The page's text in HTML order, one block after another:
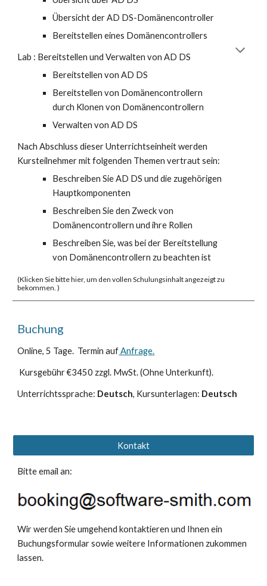
Übersicht der AD DS-Domänencontroller
Bereitstellen eines Domänencontrollers
Lab : Bereitstellen und Verwalten von AD DS
Bereitstellen von AD DS
Bereitstellen von Domänencontrollern
durch Klonen von Domänencontrollern
Verwalten von AD DS
Nach Abschluss dieser Unterrichtseinheit werden
Kursteilnehmer mit folgenden Themen vertraut sein:
Beschreiben Sie AD DS und die zugehörigen
Hauptkomponenten
Beschreiben Sie den Zweck von
Domänencontrollern und ihre Rollen
Beschreiben Sie, was bei der Bereitstellung
von Domänencontrollern zu beachten ist
(Klicken Sie bitte hier, um den vollen Schulungsinhalt angezeigt zu
bekommen. )
Buchung
Online, 5 Tage. Termin aufAnfrage.
Kursgebühr €3450 zzgl. MwSt. (Ohne Unterkunft).
Unterrichtssprache: Deutsch, Kursunterlagen: Deutsch
Kontakt
Bitte email an:
Wir werden Sie umgehend kontaktieren und Ihnen ein
Buchungsformular sowie weitere Informationen zukommen
lassen.